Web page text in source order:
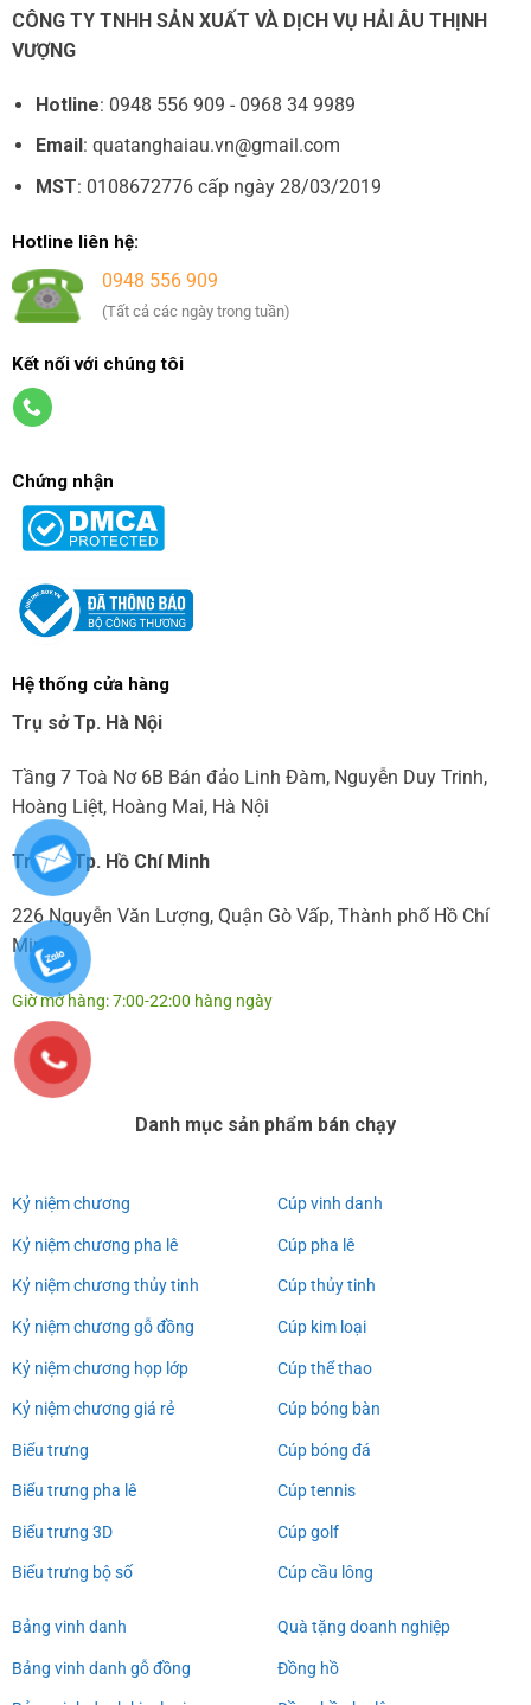
CÔNG TY TNHH SẢN XUẤT VÀ DỊCH VỤ HẢI ÂU THỊNH
VƯỢNG
Hotline: 0948 556 909 - 0968 34 9989
Email : quatanghaiau.vn@gmail.com
MST: 0108672776 cấp ngày 28/03/2019
Hotline liên hệ:
0948 556 909
(Tất cả các ngày trong tuần)
Kết nối với chúng tôi
Chứng nhận
Hệ thống cửa hàng
Trụ sở Tp. Hà Nội
Tầng 7 Toà Nơ 6B Bán đảo Linh Đàm, Nguyễn Duy Trinh,
Hoàng Liệt, Hoàng Mai, Hà Nội
Trụ sở Tp. Hồ Chí Minh
226 Nguyễn Văn Lượng, Quận Gò Vấp, Thành phố Hồ Chí
Minh
Giờ mở hàng: 7:00-22:00 hàng ngày
Danh mục sản phẩm bán chạy
Kỷ niệm chương
Kỷ niệm chương pha lê
Kỷ niệm chương thủy tinh
Kỷ niệm chương gỗ đồng
Kỷ niệm chương họp lớp
Kỷ niệm chương giá rẻ
Biểu trưng
Biểu trưng pha lê
Biểu trưng 3D
Biểu trưng bộ số
Cúp vinh danh
Cúp pha lê
Cúp thủy tinh
Cúp kim loại
Cúp thể thao
Cúp bóng bàn
Cúp bóng đá
Cúp tennis
Cúp golf
Cúp cầu lông
Bảng vinh danh
Bảng vinh danh gỗ đồng
Quà tặng doanh nghiệp
Đồng hồ